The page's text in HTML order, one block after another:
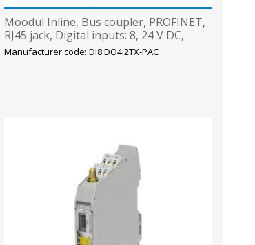
Moodul Inline, Bus coupler, PROFINET,
RJ45 jack, Digital inputs: 8, 24 V DC,
Phoenix
Manufacturer code: DI8 DO4 2TX-PAC